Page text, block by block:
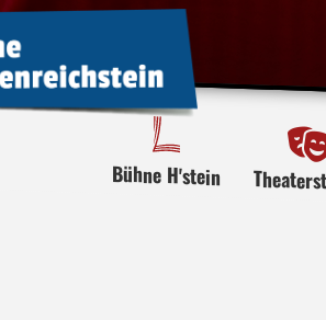
Bühne H'stein